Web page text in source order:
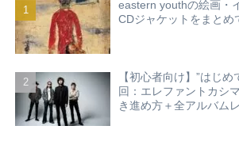
eastern youthの絵画・
CDジャケットをまとめ
【初心者向け】”はじ
回：エレファントカシ
き進め方＋全アルバム